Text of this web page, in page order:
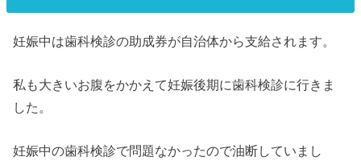
妊娠中は歯科検診の助成券が自治体から支給されます。
私も大きいお腹をかかえて妊娠後期に歯科検診に行きま
した。
妊娠中の歯科検診で問題なかったので油断していまし